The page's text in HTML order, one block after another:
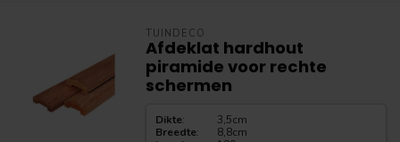
TUINDECO
Afdeklat hardhout
piramide voor rechte
schermen
Dikte:
3,5cm
Breedte:
8,8cm